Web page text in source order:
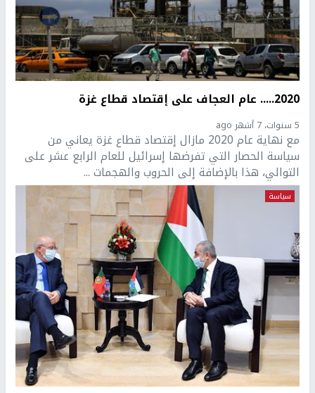
2020..... عام العجاف على إقتصاد قطاع غزة
5 سنوات، 7 أشهر ago
مع نهاية عام 2020 مازال إقتصاد قطاع غزة يعاني من
سياسة الحصار التي تفرضها إسرائيل للعام الرابع عشر على
التوالي، هذا بالإضافة إلى الحروب والهجمات ...
سياسة